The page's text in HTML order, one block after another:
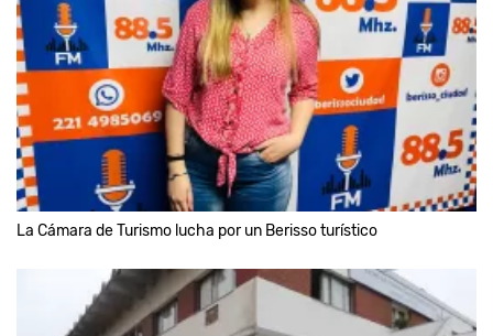
La Cámara de Turismo lucha por un Berisso turístico